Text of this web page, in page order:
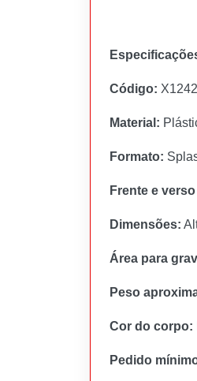
Código:
Material:
Formato:
Frente e
Dimensões:
Área para
Peso
Cor do corpo:
Pedido